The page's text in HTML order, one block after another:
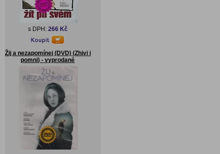
s DPH: 266 Kč
Žij a nezapomínej (DVD) (Zhivi i
pomni) - vyprodané